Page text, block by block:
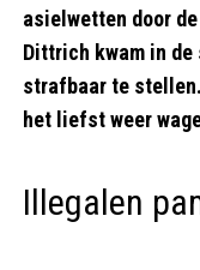
asielwetten door de
Dittrich kwam in
strafbaar te
het liefst weer
Illegalen